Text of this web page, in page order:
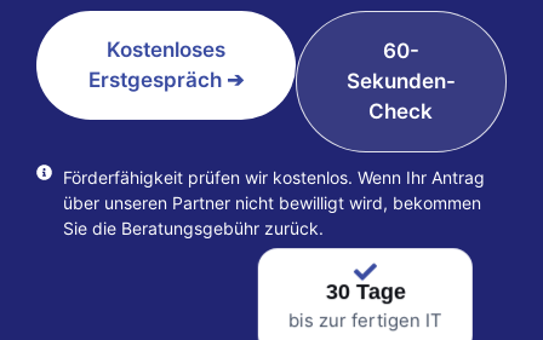
Kostenloses
Erstgespräch ➔
60-
Sekunden-
Check
Förderfähigkeit prüfen wir kostenlos. Wenn Ihr Antrag
über unseren Partner nicht bewilligt wird, bekommen
Sie die Beratungsgebühr zurück.
30 Tage
bis zur fertigen IT